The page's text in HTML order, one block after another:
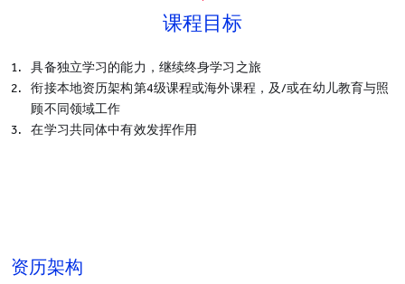
课程目标
具备独立学习的能力，继续终身学习之旅
衔接本地资历架构第4级课程或海外课程，及/或在幼儿教育与照
顾不同领域工作
在学习共同体中有效发挥作用
资历架构